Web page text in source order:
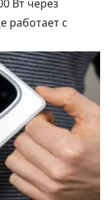
Вт через
работает с